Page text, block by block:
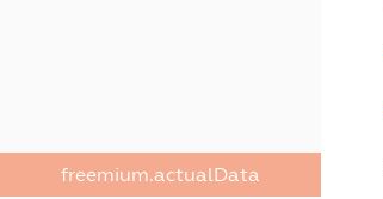
freemium.actualData